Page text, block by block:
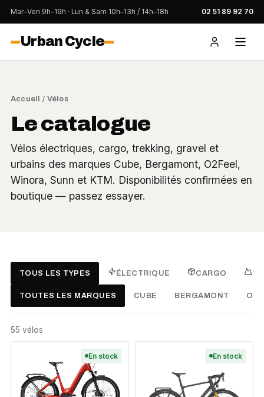
Mar–Ven 9h–19h · Lun & Sam 10h–13h / 14h–18h 02 51 89 92 70
Urban Cycle
Accueil / Vélos
Le catalogue
Vélos électriques, cargo, trekking, gravel et
urbains des marques Cube, Bergamont, O2Feel,
Winora, Sunn et KTM. Disponibilités confirmées en
boutique — passez essayer.
TOUS LES TYPES ÉLECTRIQUE CARGO
TOUTES LES MARQUES CUBE BERGAMONT
55 vélos
En stock En stock